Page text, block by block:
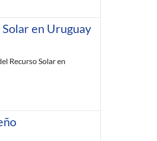
en Uruguay
Recurso Solar en